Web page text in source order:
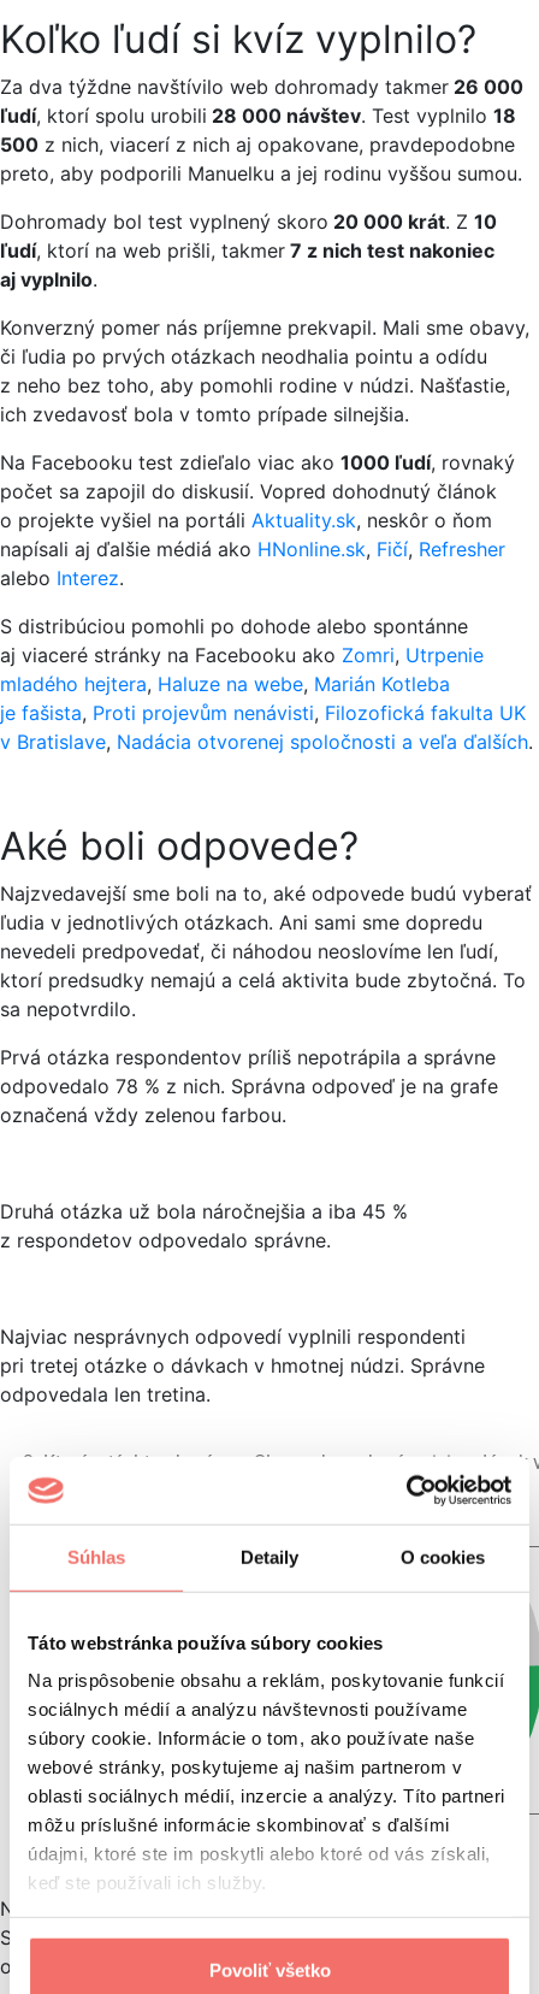
Súhlas Detaily O cookies
Táto webstránka používa súbory cookies
Na prispôsobenie obsahu a reklám, poskytovanie funkcií
sociálnych médií a analýzu návštevnosti používame
súbory cookie. Informácie o tom, ako používate naše
webové stránky, poskytujeme aj našim partnerom v
oblasti sociálnych médií, inzercie a analýzy. Títo partneri
môžu príslušné informácie skombinovať s ďalšími
údajmi, ktoré ste im poskytli alebo ktoré od vás získali,
keď ste používali ich služby.
Povoliť všetko
Koľko ľudí si kvíz vyplnilo?
Za dva týždne navštívilo web dohromady takmer 26 000
ľudí, ktorí spolu urobili 28 000 návštev. Test vyplnilo 18
500 z nich, viacerí z nich aj opakovane, pravdepodobne
preto, aby podporili Manuelku a jej rodinu vyššou sumou.
Dohromady bol test vyplnený skoro 20 000 krát. Z 10
ľudí, ktorí na web prišli, takmer 7 z nich test nakoniec
aj vyplnilo.
Konverzný pomer nás príjemne prekvapil. Mali sme obavy,
či ľudia po prvých otázkach neodhalia pointu a odídu
z neho bez toho, aby pomohli rodine v núdzi. Našťastie,
ich zvedavosť bola v tomto prípade silnejšia.
Na Facebooku test zdieľalo viac ako 1000 ľudí, rovnaký
počet sa zapojil do diskusií. Vopred dohodnutý článok
o projekte vyšiel na portáli Aktuality.sk, neskôr o ňom
napísali aj ďalšie médiá ako HNonline.sk, Fičí, Refresher
alebo Interez.
S distribúciou pomohli po dohode alebo spontánne
aj viaceré stránky na Facebooku ako Zomri, Utrpenie
mladého hejtera, Haluze na webe, Marián Kotleba
je fašista, Proti projevům nenávisti, Filozofická fakulta UK
v Bratislave, Nadácia otvorenej spoločnosti a veľa ďalších.
Aké boli odpovede?
Najzvedavejší sme boli na to, aké odpovede budú vyberať
ľudia v jednotlivých otázkach. Ani sami sme dopredu
nevedeli predpovedať, či náhodou neoslovíme len ľudí,
ktorí predsudky nemajú a celá aktivita bude zbytočná. To
sa nepotvrdilo.
Prvá otázka respondentov príliš nepotrápila a správne
odpovedalo 78 % z nich. Správna odpoveď je na grafe
označená vždy zelenou farbou.
Druhá otázka už bola náročnejšia a iba 45 %
z respondetov odpovedalo správne.
Najviac nesprávnych odpovedí vyplnili respondenti
pri tretej otázke o dávkach v hmotnej núdzi. Správne
odpovedala len tretina.
Najväčšia kriminalita nie je v okresoch na východnom
Slovensku ani na Záhorí, ale v hlavnom meste. Správne
odpovedalo 73 % opýtaných.